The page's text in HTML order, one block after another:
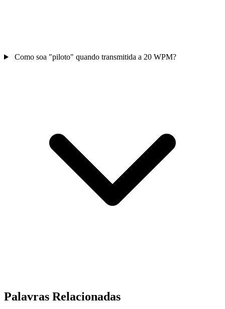
Como soa "piloto" quando transmitida a 20 WPM?
Palavras Relacionadas